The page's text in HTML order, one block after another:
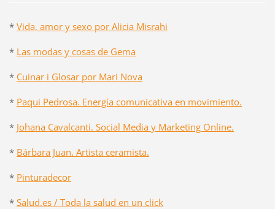
* Vida, amor y sexo por Alicia Misrahi
* Las modas y cosas de Gema
* Cuinar i Glosar por Mari Nova
* Paqui Pedrosa. Energía comunicativa en movimiento.
* Johana Cavalcanti. Social Media y Marketing Online.
* Bárbara Juan. Artista ceramista.
* Pinturadecor
* Salud.es / Toda la salud en un click